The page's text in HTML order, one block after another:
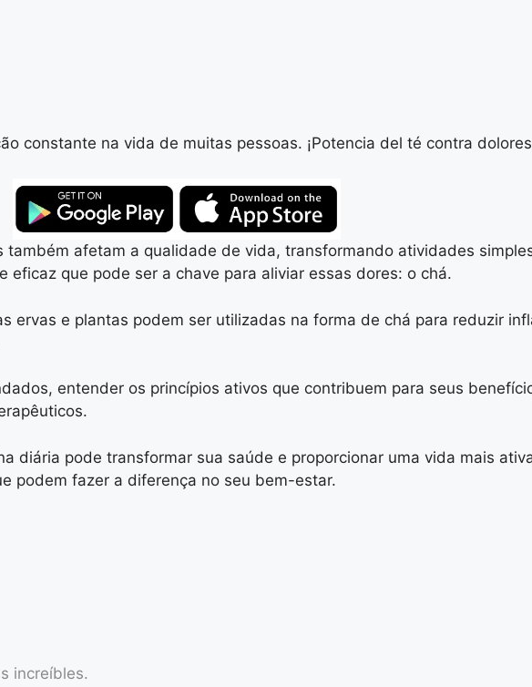
constante na vida de muitas pessoas. ¡Potencia del té contra
afetam a qualidade de vida, transformando atividades
que pode ser a chave para aliviar essas dores: o chá.
ervas e plantas podem ser utilizadas na forma de chá para reduzir
entender os princípios ativos que contribuem para seus
diária pode transformar sua saúde e proporcionar uma vida mais
podem fazer a diferença no seu bem-estar.
increíbles.